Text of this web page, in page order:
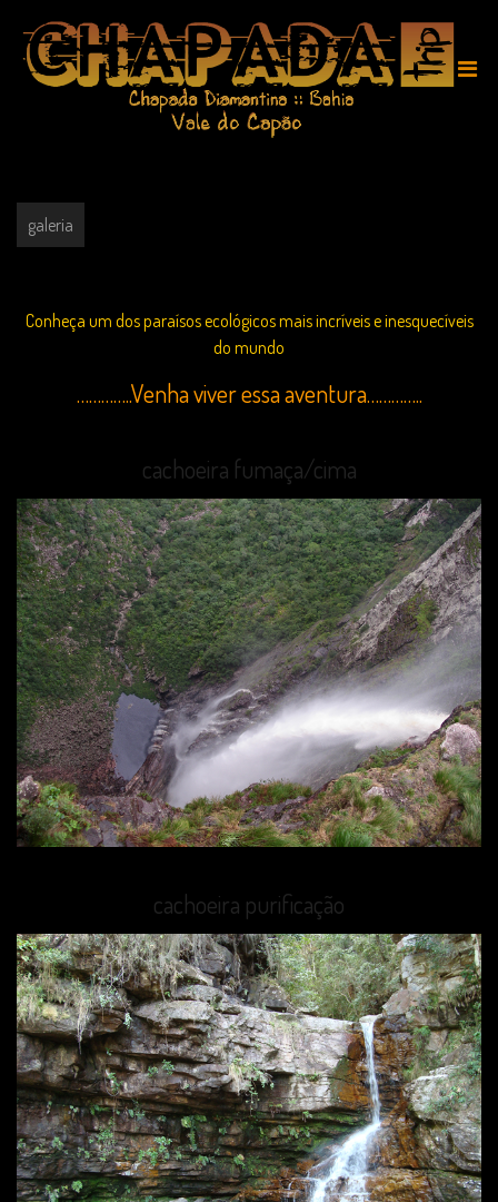
GALERIA
galeria
Conheça um dos paraísos ecológicos mais incríveis e inesquecíveis
do mundo
…………..Venha viver essa aventura…………..
cachoeira fumaça/cima
cachoeira purificação